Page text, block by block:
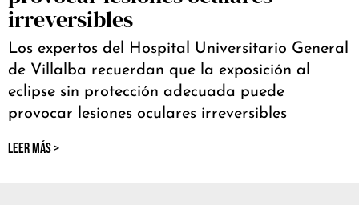
irreversibles
Los expertos del Hospital Universitario General
de Villalba recuerdan que la exposición al
eclipse sin protección adecuada puede
provocar lesiones oculares irreversibles
LEER MÁS >